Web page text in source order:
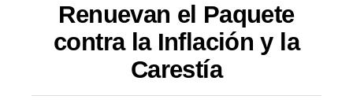
Renuevan el Paquete
contra la Inflación y la
Carestía